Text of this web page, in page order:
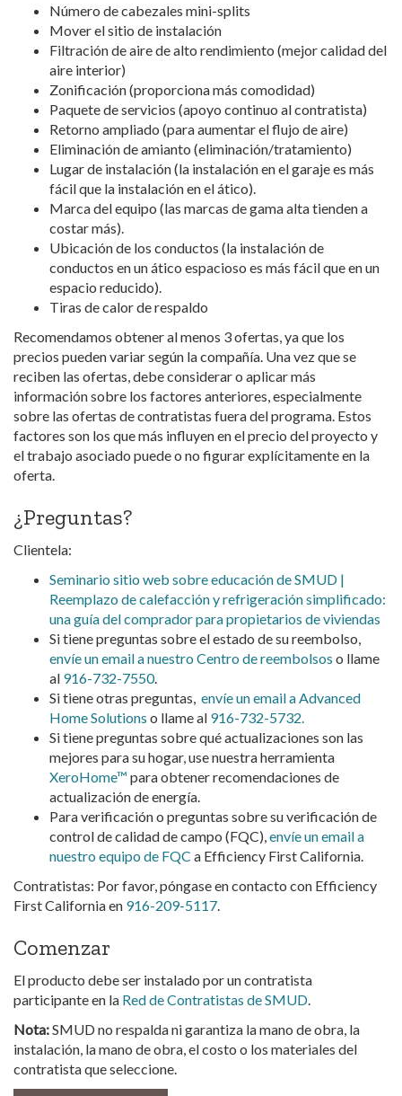
Número de cabezales mini-splits
Mover el sitio de instalación
Filtración de aire de alto rendimiento (mejor calidad del
aire interior)
Zonificación (proporciona más comodidad)
Paquete de servicios (apoyo continuo al contratista)
Retorno ampliado (para aumentar el flujo de aire)
Eliminación de amianto (eliminación/tratamiento)
Lugar de instalación (la instalación en el garaje es más
fácil que la instalación en el ático).
Marca del equipo (las marcas de gama alta tienden a
costar más).
Ubicación de los conductos (la instalación de
conductos en un ático espacioso es más fácil que en un
espacio reducido).
Tiras de calor de respaldo
Recomendamos obtener al menos 3 ofertas, ya que los
precios pueden variar según la compañía. Una vez que se
reciben las ofertas, debe considerar o aplicar más
información sobre los factores anteriores, especialmente
sobre las ofertas de contratistas fuera del programa. Estos
factores son los que más influyen en el precio del proyecto y
el trabajo asociado puede o no figurar explícitamente en la
oferta.
¿Preguntas?
Clientela:
Seminario sitio web sobre educación de SMUD |
Reemplazo de calefacción y refrigeración simplificado:
una guía del comprador para propietarios de viviendas
Si tiene preguntas sobre el estado de su reembolso,
envíe un email a nuestro Centro de reembolsos o llame
al 916-732-7550.
Si tiene otras preguntas, envíe un email a Advanced
Home Solutions o llame al 916-732-5732.
Si tiene preguntas sobre qué actualizaciones son las
mejores para su hogar, use nuestra herramienta
XeroHome™ para obtener recomendaciones de
actualización de energía.
Para verificación o preguntas sobre su verificación de
control de calidad de campo (FQC),envíe un email a
nuestro equipo de FQC a Efficiency First California.
Contratistas: Por favor, póngase en contacto con Efficiency
First California en 916-209-5117.
Comenzar
El producto debe ser instalado por un contratista
participante en la Red de Contratistas de SMUD.
Nota:SMUD no respalda ni garantiza la mano de obra, la
instalación, la mano de obra, el costo o los materiales del
contratista que seleccione.